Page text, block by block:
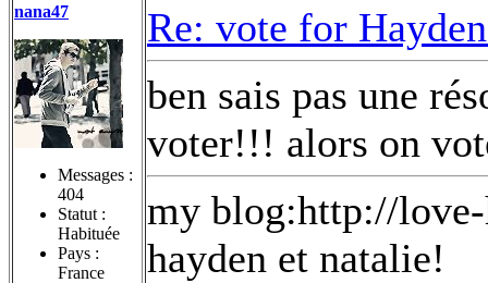
nana47
Messages :
404
Statut :
Habituée
Pays :
France
Re: vote for
ben sais pas une
voter!!! alors on
my blog:http://
hayden et natalie!